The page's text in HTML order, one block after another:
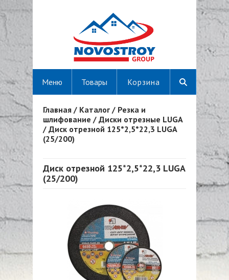
Корзина
Меню Товары
Вы здесь
Главная / Каталог / Резка и
шлифование / Диски отрезные LUGA
/ Диск отрезной 125*2,5*22,3 LUGA
(25/200)
Диск отрезной 125*2,5*22,3 LUGA
(25/200)